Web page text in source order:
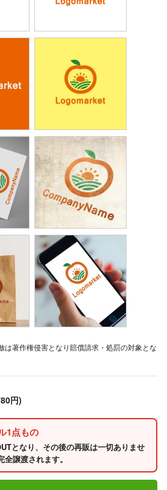
は著作権侵害となり賠償請求・処罰の対象とな
円)
1点もの
となり、その後の再販は一切ありませ
譲渡されます。